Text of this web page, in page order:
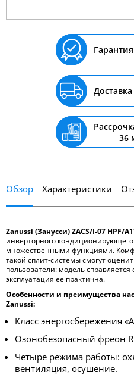
36
Обзор Характеристики
Zanussi (Занусси)ZACS/I-07 HPF/
инверторного
множественными функциями.
такой сплит-системы смогут
пользователи: модель справляется
эксплуатация ее практична.
Особенности и преимущества
Zanussi:
Класс энергосбережения
Озонобезопасный фреон
Четыре режима работы:
вентиляция, осушение.